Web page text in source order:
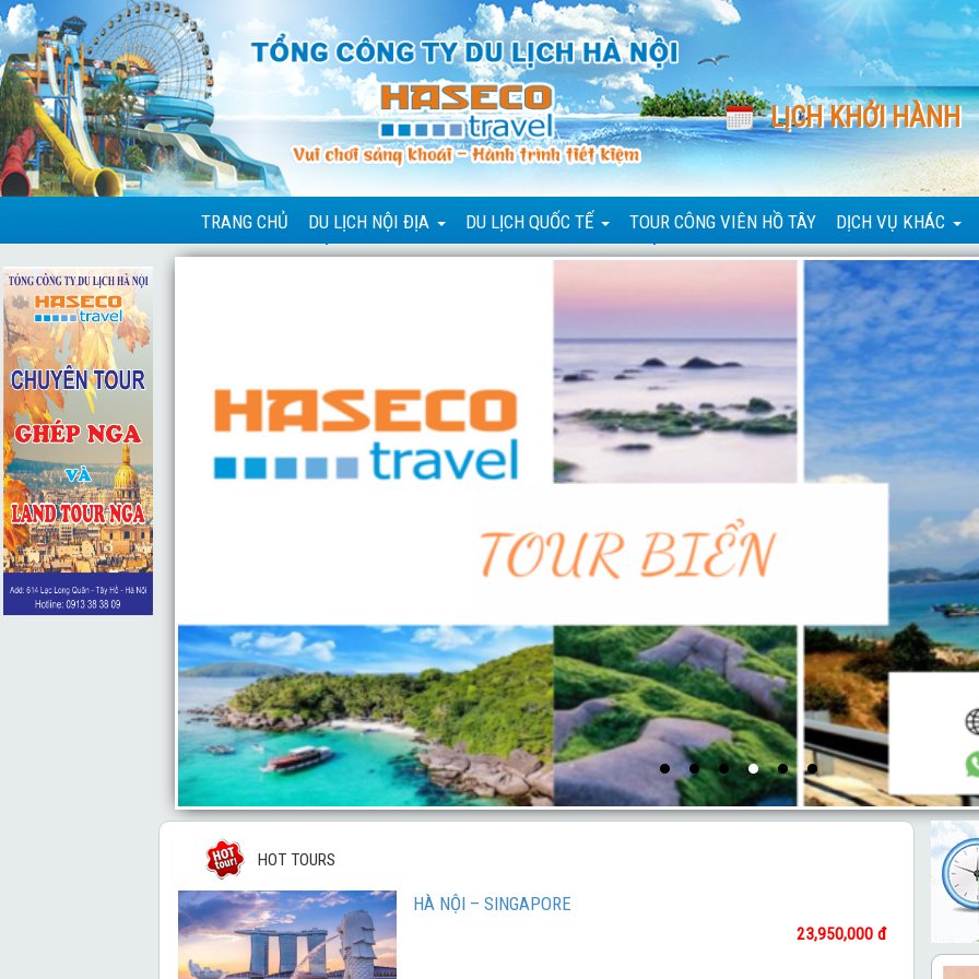
LỊCH KHỞI HÀNH
TRANG CHỦ DU LỊCH NỘI ĐỊA DU LỊCH QUỐC TẾ TOUR CÔNG VIÊN HỒ TÂY DỊCH VỤ KHÁC
HOT TOURS
HÀ NỘI – SINGAPORE
23,950,000 đ